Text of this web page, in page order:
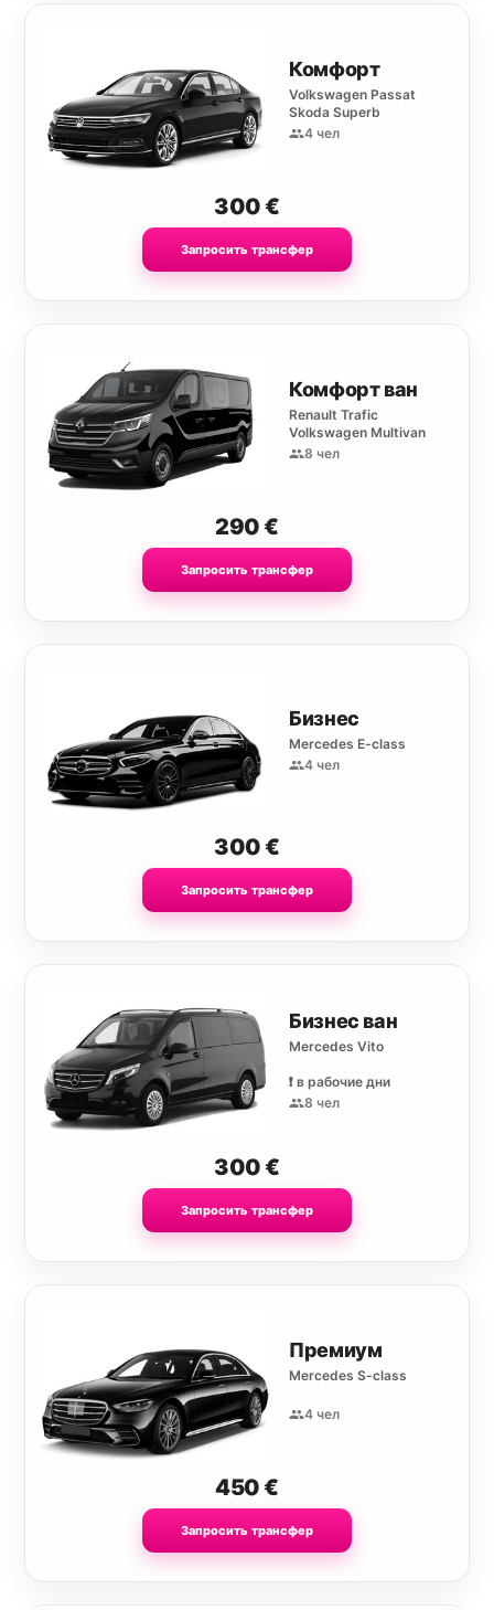
Комфорт
Volkswagen Passat
Skoda Superb
4 чел
300€
Запросить трансфер
Комфорт ван
Renault Trafic
Volkswagen Multivan
8 чел
290€
Запросить трансфер
Бизнес
Mercedes E-class
4 чел
300€
Запросить трансфер
Бизнес ван
Mercedes Vito
❗️ в рабочие дни
8 чел
300€
Запросить трансфер
Премиум
Mercedes S-class
4 чел
450€
Запросить трансфер